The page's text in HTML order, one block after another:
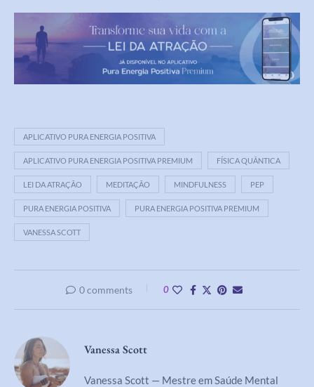
APLICATIVO PURA ENERGIA POSITIVA
APLICATIVO PURA ENERGIA POSITIVA PREMIUM FÍSICA QUÂNTICA
LEI DA ATRAÇÃO MEDITAÇÃO MINDFULNESS PEP
PURA ENERGIA POSITIVA PURA ENERGIA POSITIVA PREMIUM
VANESSA SCOTT
0 comments 0
Vanessa Scott
Vanessa Scott — Mestre em Saúde Mental